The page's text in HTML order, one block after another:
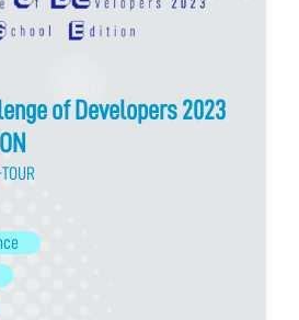
of Developers 2023